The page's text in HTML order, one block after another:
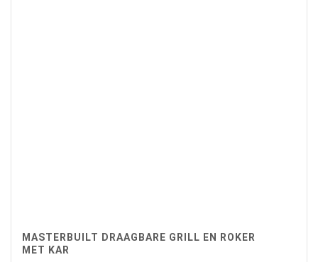
MASTERBUILT DRAAGBARE GRILL EN ROKER
MET KAR